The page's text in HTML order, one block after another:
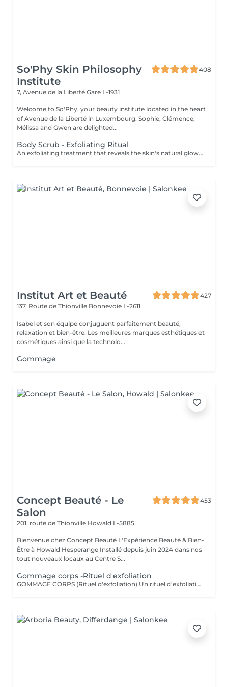
So'Phy Skin Philosophy
Institute
408
7, Avenue de la Liberté Gare L-1931
Welcome to So'Phy, your beauty institute located in the heart
of Avenue de la Liberté in Luxembourg. Sophie, Clémence,
Mélissa and Gwen are delighted...
Body Scrub - Exfoliating Ritual
An exfoliating treatment that reveals the skin's natural glow while offering a true moment of relaxation. The scrub removes dead skin cells, refines skin texture and leaves the skin soft and radiant. According to your preference, you can choose between a black soap scrub for a purifying and enveloping experience, or a grain-based scrub for a more invigorating and effective exfoliation. Your chosen fragrance accompanies the entire treatment, with the option to extend the experience with a nourishing massage oil. The skin feels smooth, soft and delicately scented, while the body relaxes and the mind unwinds. An ideal treatment to prepare the skin, enhance its appearance or simply enjoy a moment for yourself.
Institut Art et Beauté
427
137, Route de Thionville Bonnevoie L-2611
Isabel et son équipe conjuguent parfaitement beauté,
relaxation et bien-être. Les meilleures marques esthétiques et
cosmétiques ainsi que la technolo...
Gommage
Concept Beauté - Le
Salon
453
201, route de Thionville Howald L-5885
Bienvenue chez Concept Beauté L'Expérience Beauté & Bien-
Être à Howald Hesperange Installé depuis juin 2024 dans nos
tout nouveaux locaux au Centre S...
Gommage corps -Rituel d'exfoliation
GOMMAGE CORPS (Rituel d'exfoliation) Un rituel d'exfoliation délicat qui débarrasse la peau des impuretés et cellules mortes pour la laisser incroyablement douce et lumineuse. Nous utilisons le Body Strategist Scrub de Comfort Zone, un gommage aux particules naturelles qui stimule la microcirculation et révèle l'éclat de votre peau. Idéal avant un massage, un soin hydratant ou pour préparer la peau au bronzage.